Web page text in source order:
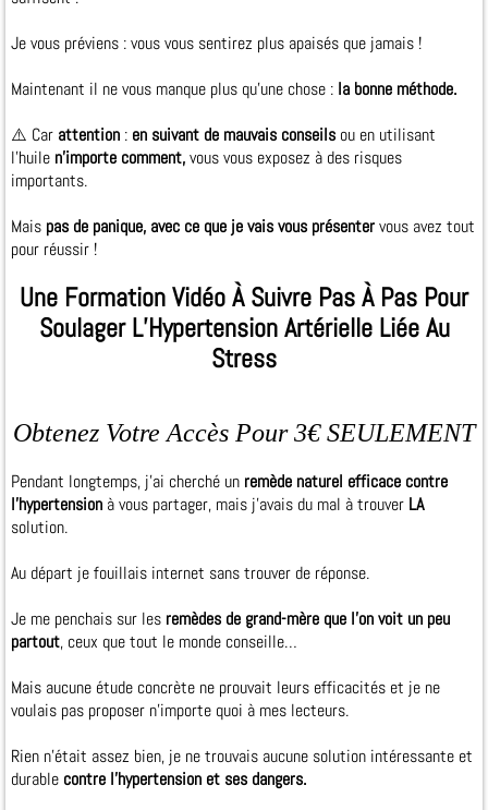
Je vous préviens : vous vous sentirez plus apaisés que jamais !
Maintenant il ne vous manque plus qu’une chose : la bonne méthode.
⚠️ Car attention : en suivant de mauvais conseils ou en utilisant
l’huile n’importe comment,vous vous exposez à des risques
importants.
Mais pas de panique, avec ce que je vais vous présentervous avez tout
pour réussir !
Une Formation Vidéo À Suivre Pas À Pas Pour
Soulager L’Hypertension Artérielle Liée Au
Stress
Obtenez Votre Accès Pour 3€ SEULEMENT
Pendant longtemps, j'ai cherché un remède naturel efficace contre
l’hypertension à vous partager, mais j'avais du mal à trouver LA
solution.
Au départ je fouillais internet sans trouver de réponse.
Je me penchais sur les remèdes de grand-mère que l’on voit un peu
partout, ceux que tout le monde conseille…
Mais aucune étude concrète ne prouvait leurs efficacités et je ne
voulais pas proposer n’importe quoi à mes lecteurs.
Rien n’était assez bien, je ne trouvais aucune solution intéressante et
durable contre l’hypertension et ses dangers.